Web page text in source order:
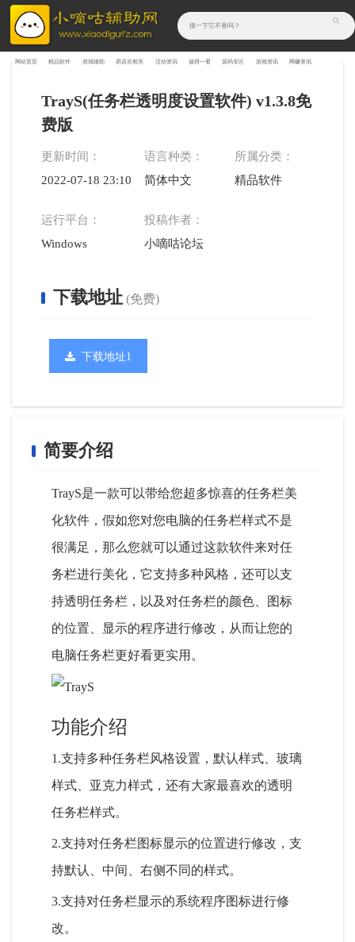
网站首页 精品软件 游戏辅助 易语言相关 活动资讯 值得一看 源码专区 游戏资讯 网赚资讯
TrayS(任务栏透明度设置软件) v1.3.8免
费版
更新时间：
2022-07-18 23:10:15
语言种类：
简体中文
所属分类：
精品软件
运行平台：
Windows
投稿作者：
小嘀咕论坛
下载地址 (免费)
下载地址1
简要介绍
TrayS是一款可以带给您超多惊喜的任务栏美
化软件，假如您对您电脑的任务栏样式不是
很满足，那么您就可以通过这款软件来对任
务栏进行美化，它支持多种风格，还可以支
持透明任务栏，以及对任务栏的颜色、图标
的位置、显示的程序进行修改，从而让您的
电脑任务栏更好看更实用。
功能介绍
1.支持多种任务栏风格设置，默认样式、玻璃
样式、亚克力样式，还有大家最喜欢的透明
任务栏样式。
2.支持对任务栏图标显示的位置进行修改，支
持默认、中间、右侧不同的样式。
3.支持对任务栏显示的系统程序图标进行修
改。